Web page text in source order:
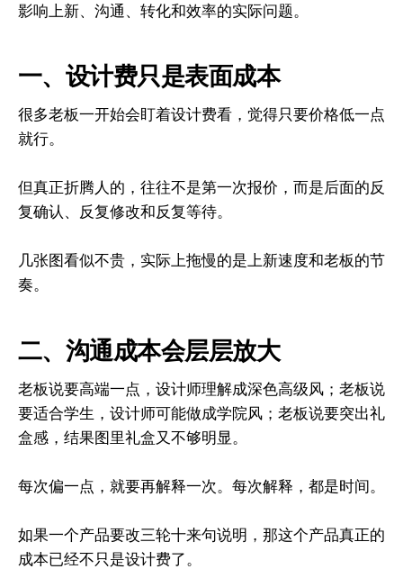
影响上新、沟通、转化和效率的实际问题。
一、设计费只是表面成本
很多老板一开始会盯着设计费看，觉得只要价格低一点
就行。
但真正折腾人的，往往不是第一次报价，而是后面的反
复确认、反复修改和反复等待。
几张图看似不贵，实际上拖慢的是上新速度和老板的节
奏。
二、沟通成本会层层放大
老板说要高端一点，设计师理解成深色高级风；老板说
要适合学生，设计师可能做成学院风；老板说要突出礼
盒感，结果图里礼盒又不够明显。
每次偏一点，就要再解释一次。每次解释，都是时间。
如果一个产品要改三轮十来句说明，那这个产品真正的
成本已经不只是设计费了。